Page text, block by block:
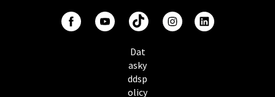
Dat
asky
ddsp
olicy